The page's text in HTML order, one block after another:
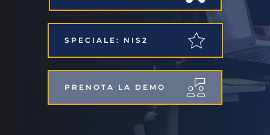
SPECIALE: NIS2
PRENOTA LA DEMO